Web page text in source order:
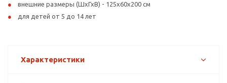
внешние размеры (ШхГхВ) - 125х60х200 см
для детей от 5 до 14 лет
Характеристики